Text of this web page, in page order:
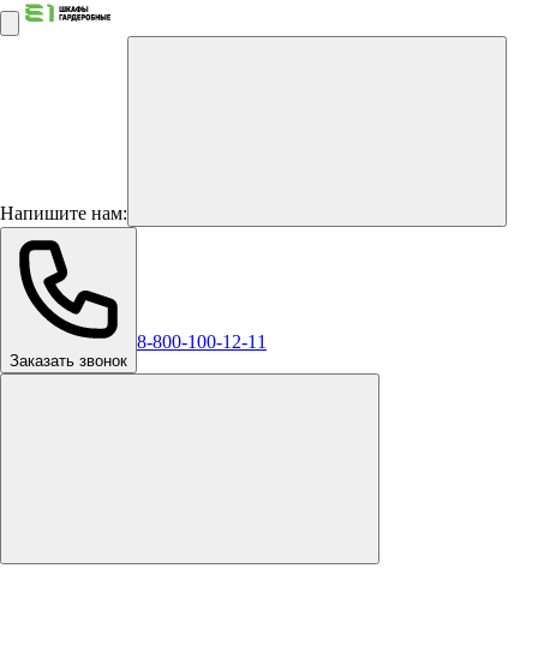
Напишите нам:
Заказать звонок
8-800-100-12-11